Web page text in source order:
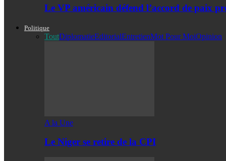
Le VP américain défend l’accord de paix
Politique
ToutDiplomatieEditorialEntretienMot Pour MoiOpinion
A la Une
Le Niger se retire de la CPI